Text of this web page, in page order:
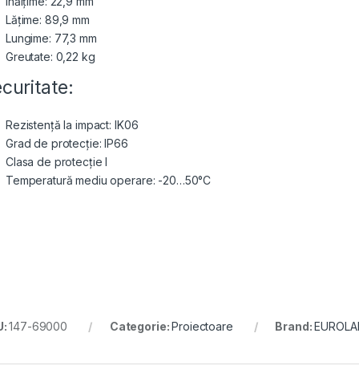
Lățime: 89,9 mm
Lungime: 77,3 mm
Greutate: 0,22 kg
Rezistență la impact: IK06
Grad de protecție: IP66
Clasa de protecție I
Temperatură mediu operare: -20…50°C
147-69000 Categorie:Proiectoare Brand: